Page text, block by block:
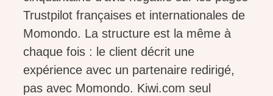
Trustpilot françaises et internationales de
Momondo. La structure est la même à
chaque fois : le client décrit une
expérience avec un partenaire redirigé,
pas avec Momondo. Kiwi.com seul